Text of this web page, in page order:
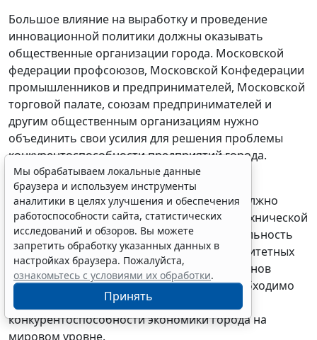
Большое влияние на выработку и проведение
инновационной политики должны оказывать
общественные организации города. Московской
федерации профсоюзов, Московской Конфедерации
промышленников и предпринимателей, Московской
торговой палате, союзам предпринимателей и
другим общественным организациям нужно
объединить свои усилия для решения проблемы
конкурентоспособности предприятий города.
Особо важной задачей всех органов
государственной власти города Москвы должно
стать повышение престижности научно-технической
и инновационной деятельности. Эту деятельность
следует включить в число наиболее приоритетных
направлений деятельности городских органов
власти. До уровня региональной идеи необходимо
поднять проблему обеспечения
конкурентоспособности экономики города на
мировом уровне.
Мы обрабатываем локальные данные
браузера и используем инструменты
аналитики в целях улучшения и обеспечения
работоспособности сайта, статистических
исследований и обзоров. Вы можете
запретить обработку указанных данных в
настройках браузера. Пожалуйста,
ознакомьтесь с условиями их обработки.
Принять